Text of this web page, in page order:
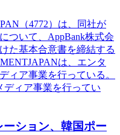
（4772）は、同社が
ついて、AppBank株式会
た基本合意書を締結する
は、エンタ
ィア事業を行っている。
ディア事業を行ってい
ション、韓国ポー